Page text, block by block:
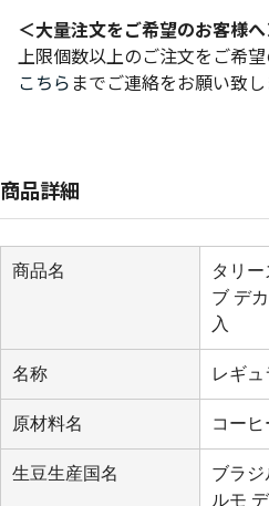
＜大量注文をご希望のお客様へ
上限個数以上のご注文をご希
こちら までご連絡をお願い致し
商品詳細
商品名
タリ
ブ デ
入
名称 レギュ
原材料名 コーヒ
生豆生産国名
ブラジ
ルモ